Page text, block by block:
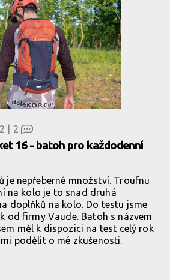
| 2
16 - batoh pro každodenní
je nepřeberné množství. Troufnu
na kolo je to snad druhá
doplňků na kolo. Do testu jsme
od firmy Vaude. Batoh s názvem
měl k dispozici na test celý rok
podělit o mé zkušenosti.